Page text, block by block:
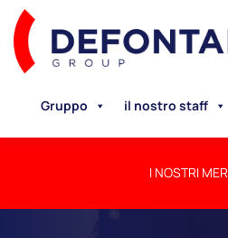
I NOSTRI
Gruppo il nostro staff